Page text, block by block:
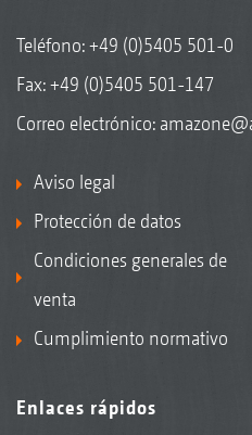
Teléfono:+49 (0)5405 501-0
Fax: +49 (0)5405 501-147
Correo electrónico:
Aviso legal
Protección de datos
Condiciones generales de
venta
Cumplimiento normativo
Enlaces rápidos